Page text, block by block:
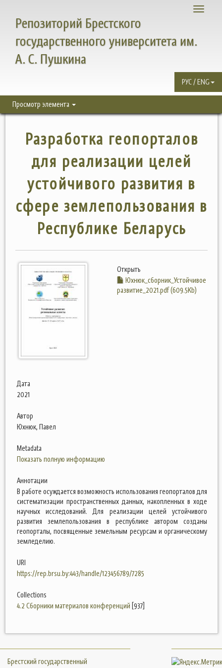
Toggle
Репозиторий Брестского
государственного университета им.
А. С. Пушкина
РУС / ENG
Просмотр элемента
Разработка геопорталов
для реализации целей
устойчивого развития в
сфере землепользования в
Республике Беларусь
Открыть
Юхнюк_сборник_Устойчивое
развитие_2021.pdf (609.5Kb)
Дата
2021
Автор
Юхнюк, Павел
Metadata
Показать полную информацию
Аннотации
В работе осуждается возможность использования геопорталов для
систематизации пространственных данных, накопленных в ходе
научных исследований. Для реализации целей устойчивого
развития землепользования в республике автором созданы
геопорталы, посвященные земельным ресурсам и органическому
земледелию.
URI
https://rep.brsu.by:443/handle/123456789/7285
Collections
4.2 Сборники материалов конференций [937]
Брестский государственный